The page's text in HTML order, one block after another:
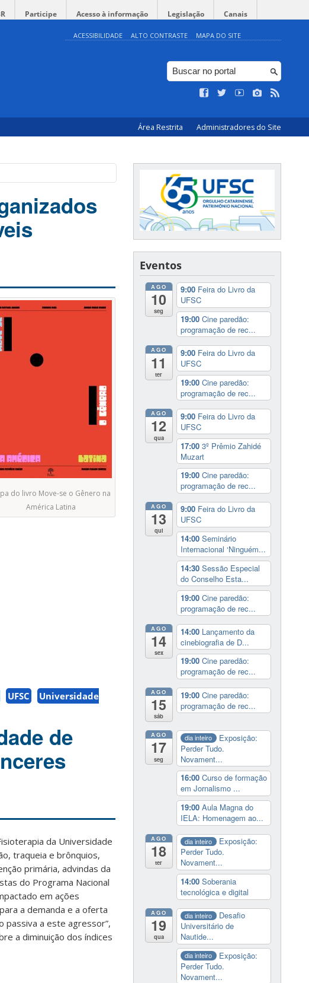
Participe Acesso à informação Legislação Canais
ACESSIBILIDADE ALTO CONTRASTE MAPA DO SITE
Área Restrita Administradores do Site
do livro Move-se o Gênero na
América Latina
UFSC
Universidade
de
da Universidade
traqueia e brônquios,
primária, advindas da
do Programa Nacional
em ações
a demanda e a oferta
passiva a este agressor”,
a diminuição dos índices
Eventos
AGO
10
seg
9:00 Feira do Livro da
UFSC
19:00 Cine paredão:
programação de rec...
AGO
11
ter
9:00 Feira do Livro da
UFSC
19:00 Cine paredão:
programação de rec...
AGO
12
qua
9:00 Feira do Livro da
UFSC
17:00 3º Prêmio Zahidé
Muzart
19:00 Cine paredão:
programação de rec...
AGO
13
qui
9:00 Feira do Livro da
UFSC
14:00 Seminário
Internacional ‘Ninguém...
14:30 Sessão Especial
do Conselho Esta...
19:00 Cine paredão:
programação de rec...
AGO
14
sex
14:00 Lançamento da
cinebiografia de D...
19:00 Cine paredão:
programação de rec...
AGO
15
sáb
19:00 Cine paredão:
programação de rec...
AGO
17
seg
dia inteiro
Exposição:
Perder Tudo.
Novament...
16:00 Curso de formação
em Jornalismo ...
19:00 Aula Magna do
IELA: Homenagem ao...
AGO
18
ter
dia inteiro
Exposição:
Perder Tudo.
Novament...
14:00 Soberania
tecnológica e digital
AGO
19
qua
dia inteiro
Desafio
Universitário de
Nautide...
dia inteiro
Exposição:
Perder Tudo.
Novament...